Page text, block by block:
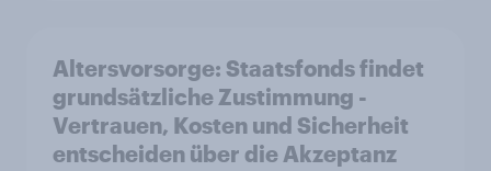
Altersvorsorge: Staatsfonds findet
grundsätzliche Zustimmung -
Vertrauen, Kosten und Sicherheit
entscheiden über die Akzeptanz